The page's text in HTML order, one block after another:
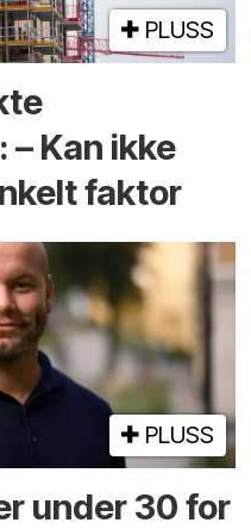
PLUSS
Kan ikke
faktor
PLUSS
under 30 for